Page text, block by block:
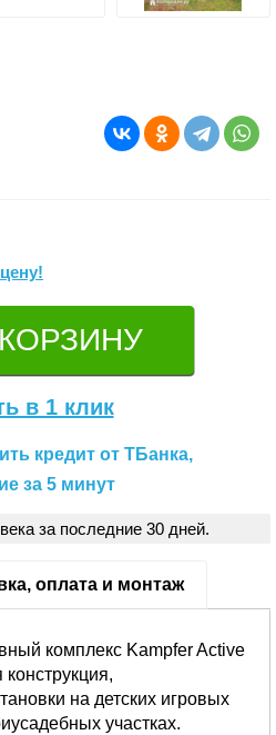
в 1 клик
кредит от ТБанка,
за 5 минут
за последние 30 дней.
оплата и монтаж
комплекс Kampfer Active
на детских игровых
участках.